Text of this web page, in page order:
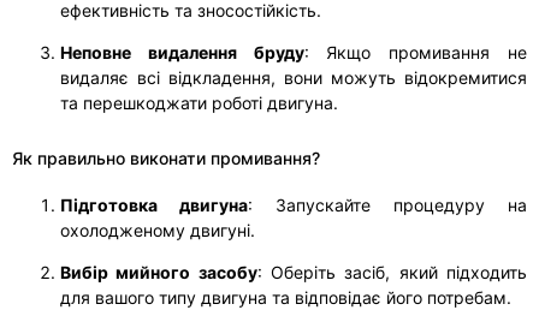
ефективність та зносостійкість.
Неповне видалення бруду: Якщо промивання не
видаляє всі відкладення, вони можуть відокремитися
та перешкоджати роботі двигуна.
Як правильно виконати промивання?
Підготовка двигуна: Запускайте процедуру на
охолодженому двигуні.
Вибір мийного засобу: Оберіть засіб, який підходить
для вашого типу двигуна та відповідає його потребам.